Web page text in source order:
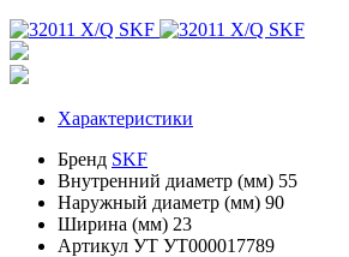
Характеристики
Бренд SKF
Внутренний диаметр (мм) 55
Наружный диаметр (мм) 90
Ширина (мм) 23
Артикул УТ УТ000017789